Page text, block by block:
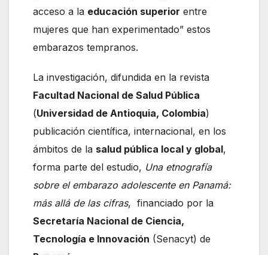
acceso a la educación superior entre
mujeres que han experimentado” estos
embarazos tempranos.
La investigación, difundida en la revista
Facultad Nacional de Salud Pública
(Universidad de Antioquia, Colombia)
publicación científica, internacional, en los
ámbitos de la salud pública local y global,
forma parte del estudio, Una etnografía
sobre el embarazo adolescente en Panamá:
más allá de las cifras, financiado por la
Secretaría Nacional de Ciencia,
Tecnología e Innovación (Senacyt) de